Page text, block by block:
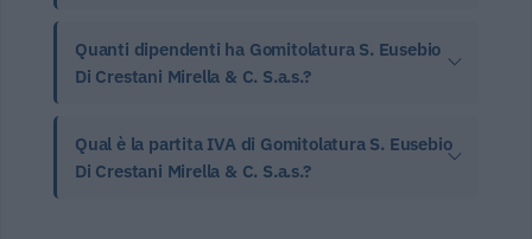
Quanti dipendenti ha Gomitolatura S. Eusebio
Di Crestani Mirella & C. S.a.s.?
Qual è la partita IVA di Gomitolatura S. Eusebio
Di Crestani Mirella & C. S.a.s.?